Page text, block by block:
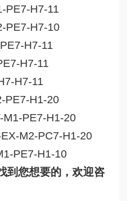
PE7-H7-11
PE7-H7-10
H7-11
H7-11
H7-11
PE7-H1-20
M1-PE7-H1-20
M2-PC7-H1-20
PE7-H1-10
到您想要的，欢迎咨